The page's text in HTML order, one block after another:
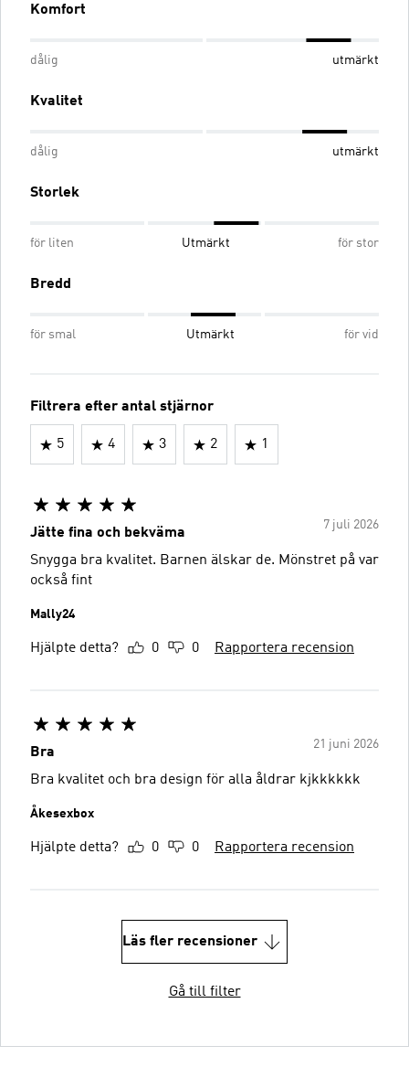
Komfort
dålig utmärkt
Kvalitet
dålig utmärkt
Storlek
för liten Utmärkt för stor
Bredd
för smal Utmärkt för vid
Filtrera efter antal stjärnor
5 4 3 2 1
7 juli 2026
Jätte fina och bekväma
Snygga bra kvalitet. Barnen älskar de. Mönstret på var
också fint
Mally24
Hjälpte detta? 0 0 Rapportera recension
21 juni 2026
Bra
Bra kvalitet och bra design för alla åldrar kjkkkkkk
Åkesexbox
Hjälpte detta? 0 0 Rapportera recension
Läs fler recensioner
Gå till filter